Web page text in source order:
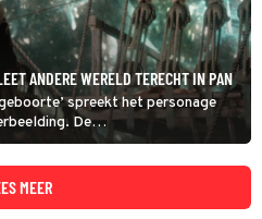
ANDERE WERELD TERECHT IN PAN
spreekt het personage
De
uit een andere hoek aan.
MEER